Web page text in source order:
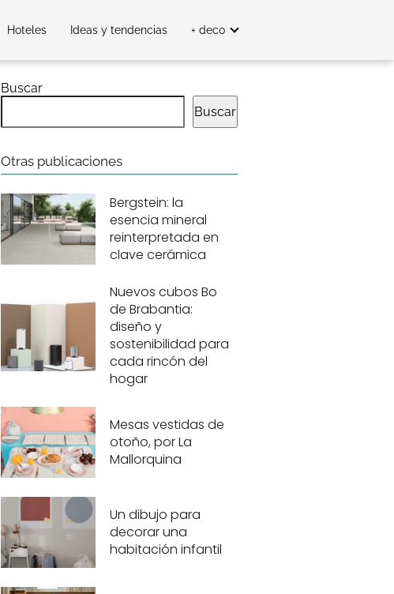
Hoteles Ideas y tendencias + deco
Buscar
Buscar
Otras publicaciones
Bergstein: la
esencia mineral
reinterpretada en
clave cerámica
Nuevos cubos Bo
de Brabantia:
diseño y
sostenibilidad para
cada rincón del
hogar
Mesas vestidas de
otoño, por La
Mallorquina
Un dibujo para
decorar una
habitación infantil